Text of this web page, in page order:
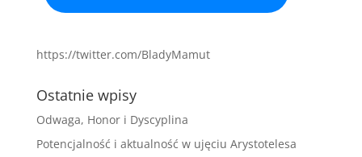
https://twitter.com/BladyMamut
Ostatnie wpisy
Odwaga, Honor i Dyscyplina
Potencjalność i aktualność w ujęciu Arystotelesa